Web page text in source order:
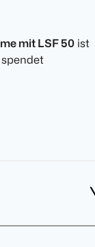
mit LSF 50 ist